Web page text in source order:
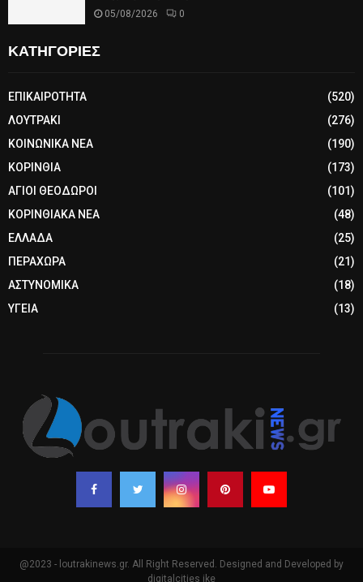
05/08/2026 0
ΚΑΤΗΓΟΡΙΕΣ
ΕΠΙΚΑΙΡΟΤΗΤΑ
(520)
ΛΟΥΤΡΑΚΙ
(276)
ΚΟΙΝΩΝΙΚΑ ΝΕΑ
(190)
ΚΟΡΙΝΘΙΑ
(173)
ΑΓΙΟΙ ΘΕΟΔΩΡΟΙ
(101)
ΚΟΡΙΝΘΙΑΚΑ ΝΕΑ
(48)
ΕΛΛΑΔΑ
(25)
ΠΕΡΑΧΩΡΑ
(21)
ΑΣΤΥΝΟΜΙΚΑ
(18)
ΥΓΕΙΑ
(13)
@2023 - loutrakinews.gr. All Right Reserved. Designed and Developed by
digitalcities ike